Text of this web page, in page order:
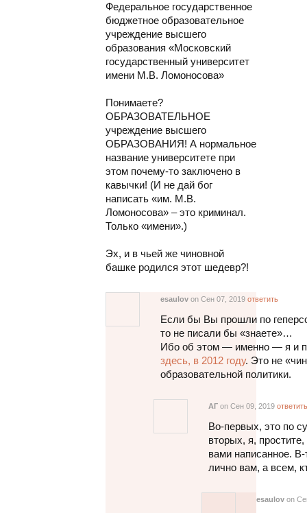
Федеральное государственное
бюджетное образовательное
учреждение высшего
образования «Московский
государственный университет
имени М.В. Ломоносова»
Понимаете?
ОБРАЗОВАТЕЛЬНОЕ
учреждение высшего
ОБРАЗОВАНИЯ! А нормальное
название университете при
этом почему-то заключено в
кавычки! (И не дай бог
написать «им. М.В.
Ломоносова» – это криминал.
Только «имени».)
Эх, и в чьей же чиновной
башке родился этот шедевр?!
esaulov on Сен 07, 2019 ответить
Если бы Вы прошли по
то не писали бы «знаете»…
Ибо об этом — именно — я и
здесь, в 2012 году. Это не
образовательной политики.
АГ on Сен 09, 2019 ответить
Во-первых, это по
вторых, я,
вами написанное.
лично вам, а всем,
esaulov on